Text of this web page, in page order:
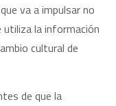
va a impulsar no
utiliza la información
cultural de
de que la